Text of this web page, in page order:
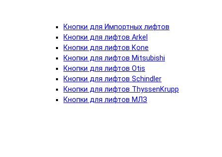
Кнопки для Импортных лифтов
Кнопки для лифтов Arkel
Кнопки для лифтов Kone
Кнопки для лифтов Mitsubishi
Кнопки для лифтов Otis
Кнопки для лифтов Schindler
Кнопки для лифтов ThyssenKrupp
Кнопки для лифтов МЛЗ